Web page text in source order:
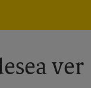
información,
ver